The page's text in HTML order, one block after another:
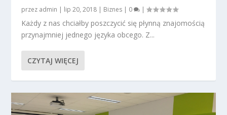
przez admin | lip 20, 2018 | Biznes | 0 |
Każdy z nas chciałby poszczycić się płynną znajomością
przynajmniej jednego języka obcego. Z...
CZYTAJ WIĘCEJ